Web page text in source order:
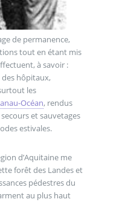
de permanence,
tout en étant mis
à savoir :
hôpitaux,
les
Océan, rendus
sauvetages
estivales.
d’Aquitaine me
forêt des Landes et
pédestres du
au plus haut